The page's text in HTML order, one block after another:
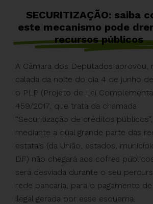
SECURITIZAÇÃO: saiba
este mecanismo pode
recursos públicos
A Câmara dos Deputados aprovou,
calada da noite do dia 4 de junho
o PLP (Projeto de Lei
459/2017, que trata da chamada
“Securitização de créditos públicos”,
mediante a qual grande parte das
estatais (da União, estados,
DF) não chegará aos cofres
será desviada durante o seu
rede bancária, para o pagamento
ilegal gerada por esse esquema.